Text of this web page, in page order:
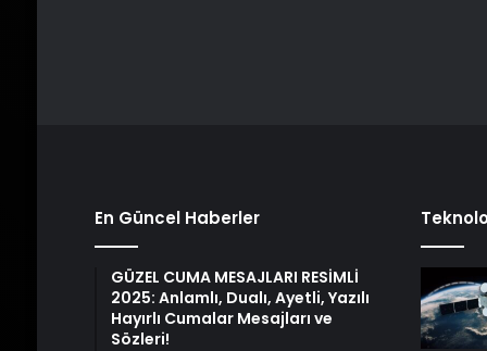
En Güncel Haberler
GÜZEL CUMA MESAJLARI RESİMLİ
2025: Anlamlı, Dualı, Ayetli, Yazılı
Hayırlı Cumalar Mesajları ve
Sözleri!